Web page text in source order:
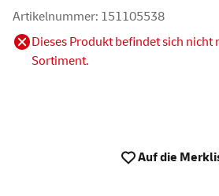
Artikelnummer: 151105538
Dieses Produkt befindet sich nicht
Sortiment.
Auf die